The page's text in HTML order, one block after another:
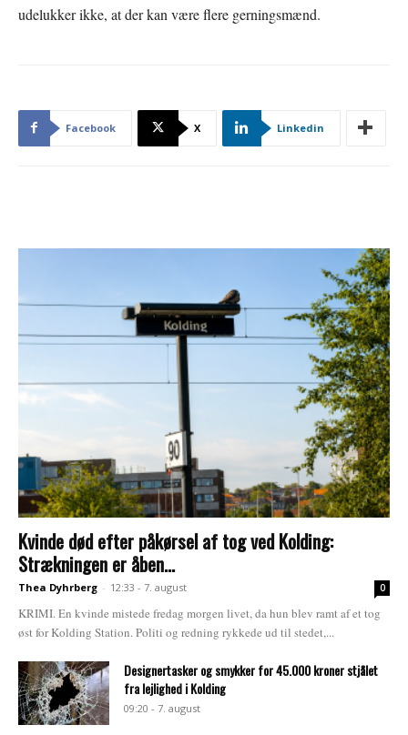
udelukker ikke, at der kan være flere gerningsmænd.
Facebook X Linkedin
Kvinde død efter påkørsel af tog ved Kolding:
Strækningen er åben...
Thea Dyhrberg - 12:33 - 7. august 0
KRIMI. En kvinde mistede fredag morgen livet, da hun blev ramt af et tog
øst for Kolding Station. Politi og redning rykkede ud til stedet,...
Designertasker og smykker for 45.000 kroner stjålet
fra lejlighed i Kolding
09:20 - 7. august